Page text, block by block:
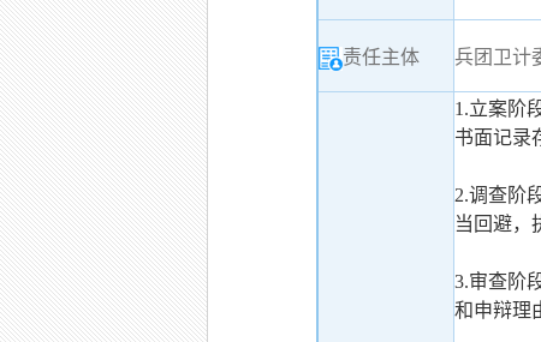
责任主体 兵团卫计
1.立案阶
书面记录
2.调查阶
当回避，
3.审查阶
和申辩理